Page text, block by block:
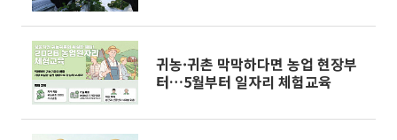
귀농·귀촌 막막하다면 농업 현장부
터…5월부터 일자리 체험교육